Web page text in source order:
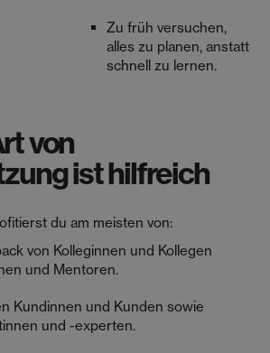
Zu früh versuchen,
alles zu planen, anstatt
schnell zu lernen.
von
ist hilfreich
du am meisten von:
von Kolleginnen und Kollegen
und Mentoren.
Kundinnen und Kunden sowie
und -experten.